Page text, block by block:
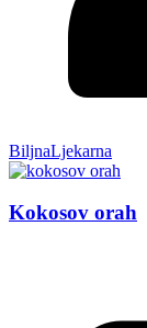
BiljnaLjekarna
Kokosov orah